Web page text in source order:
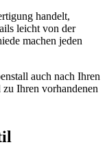
handelt,
leicht von der
machen jeden
auch nach Ihren
Ihren vorhandenen